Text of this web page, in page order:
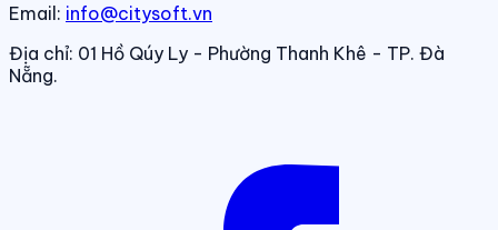
Email: info@citysoft.vn
Địa chỉ: 01 Hồ Qúy Ly - Phường Thanh Khê - TP. Đà
Nẵng.